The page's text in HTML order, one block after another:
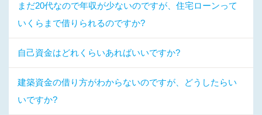
まだ20代なので年収が少ないのですが、住宅ローンって
いくらまで借りられるのですか?
自己資金はどれくらいあればいいですか?
建築資金の借り方がわからないのですが、どうしたらい
いですか?